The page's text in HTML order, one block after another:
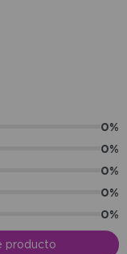
0%
0%
0%
0%
0%
producto